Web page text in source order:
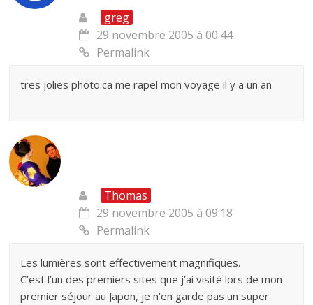
greg
29 novembre 2005 à 00:44
Permalink
tres jolies photo.ca me rapel mon voyage il y a un an
Thomas
29 novembre 2005 à 09:18
Permalink
Les lumières sont effectivement magnifiques.
C’est l’un des premiers sites que j’ai visité lors de mon
premier séjour au Japon, je n’en garde pas un super